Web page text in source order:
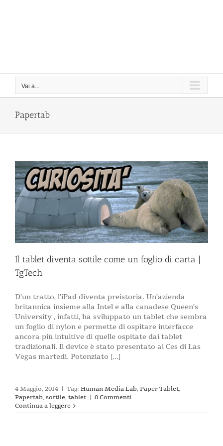
Vai a...
Papertab
Il tablet diventa sottile come un foglio di carta |
TgTech
D’un tratto, l’iPad diventa preistoria. Un’azienda
britannica insieme alla Intel e alla canadese Queen’s
University , infatti, ha sviluppato un tablet che sembra
un foglio di nylon e permette di ospitare interfacce
ancora più intuitive di quelle ospitate dai tablet
tradizionali. Il device è stato presentato al Ces di Las
Vegas martedì. Potenziato [...]
4 Maggio, 2014 | Tag: Human Media Lab, Paper Tablet,
Papertab, sottile, tablet | 0 Commenti
Continua a leggere